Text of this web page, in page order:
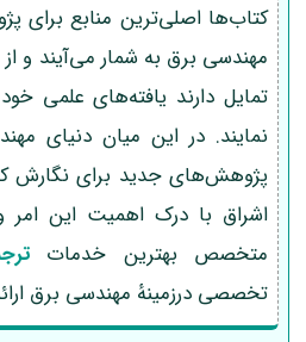
کتاب‌ها اصلی‌ترین منابع برای
مهندسی برق به شمار می‌آیند و
تمایل دارند یافته‌های علمی
نمایند. در این میان دنیای
پژوهش‌های جدید برای نگارش
اشراق با درک اهمیت این امر
متخصص بهترین خدمات
تخصصی درزمینهٔ مهندسی برق